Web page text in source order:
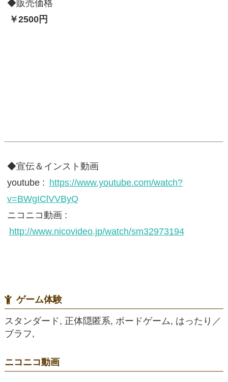
◆販売価格
￥2500円
◆宣伝＆インスト動画
youtube : https://www.youtube.com/watch?
v=BWgIClVVByQ
ニコニコ動画 :
http://www.nicovideo.jp/watch/sm32973194
ゲーム体験
スタンダード, 正体隠匿系, ボードゲーム, はったり／
ブラフ,
ニコニコ動画